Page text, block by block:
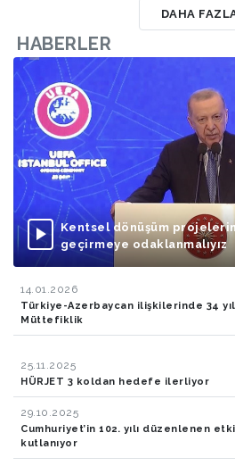
DAHA
HABERLER
Kentsel dönüşüm
geçirmeye odaklanmalıyız
14.01.2026
Türkiye-Azerbaycan ilişkilerinde 34
Müttefiklik
25.11.2025
HÜRJET 3 koldan hedefe ilerliyor
29.10.2025
Cumhuriyet’in 102. yılı düzenlenen
kutlanıyor